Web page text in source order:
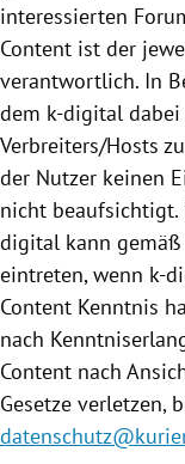
interessierten
Content ist der
verantwortlich. In
dem k-digital
Verbreiters/Hosts
der Nutzer keinen
nicht
digital kann gemäß
eintreten, wenn k-
Content Kenntnis
nach
Content nach
Gesetze verletzen,